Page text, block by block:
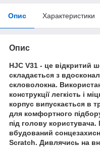
Опис Характеристики
Опис
HJC V31 - це відкритий
складається з
скловолокна.
конструкції легкість і
корпус випускається в
для комфортного
під голову
вбудований
Scratch. Дивлячись на